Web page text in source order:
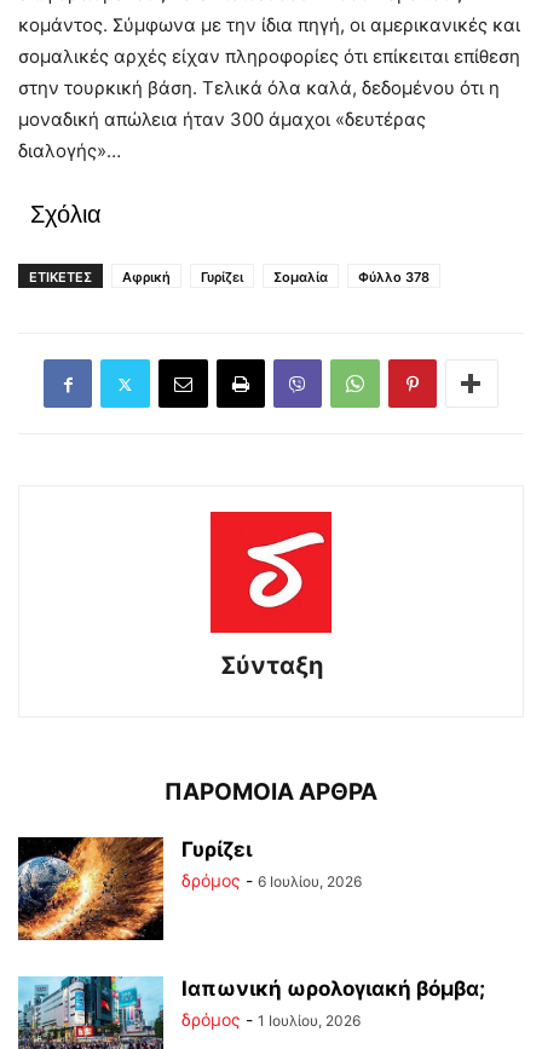
κομάντος. Σύμφωνα με την ίδια πηγή, οι αμερικανικές και
σομαλικές αρχές είχαν πληροφορίες ότι επίκειται επίθεση
στην τουρκική βάση. Τελικά όλα καλά, δεδομένου ότι η
μοναδική απώλεια ήταν 300 άμαχοι «δευτέρας
διαλογής»…
Σχόλια
ΕΤΙΚΕΤΕΣ Αφρική Γυρίζει Σομαλία Φύλλο 378
Σύνταξη
ΠΑΡΟΜΟΙΑ ΑΡΘΡΑ
Γυρίζει
δρόμος - 6 Ιουλίου, 2026
Ιαπωνική ωρολογιακή βόμβα;
δρόμος - 1 Ιουλίου, 2026